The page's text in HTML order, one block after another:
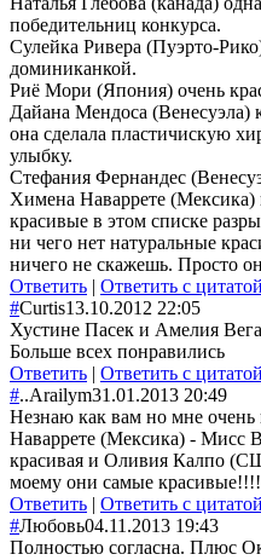
победительниц конкурса.
Сулейка Ривера (Пуэрто-
доминиканкой.
Риё Мори (Япония) очень
Дайана Мендоса (Венесуэла)
она сделала пластичискую
улыбку.
Стефания Фернандес
Химена Наваррете
красивые в этом списке
ни чего нет натуральные
ничего не скажешь. Просто
Ответить | Ответить с цитатой
#Curtis13.10.2012 22:05
Хустине Пасек и Амелия Вега
Больше всех понравились
Ответить | Ответить с цитатой
#..Arailym31.01.2013 20:49
Незнаю как вам но мне очень
Наваррете (Мексика) - Мисс
красивая и Оливия Калпо
моему они самые
Ответить | Ответить с цитатой
#Любовь04.11.2013 19:43
Полностью согласна. Плюс